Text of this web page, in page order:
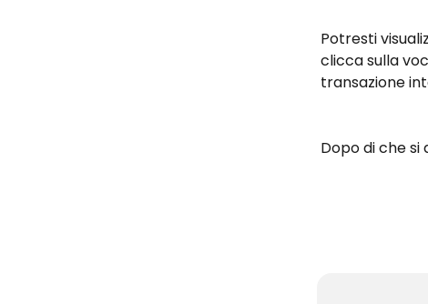
Potresti
clicca sulla
transazione
Dopo di che